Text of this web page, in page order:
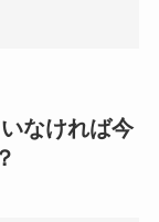
なければ今